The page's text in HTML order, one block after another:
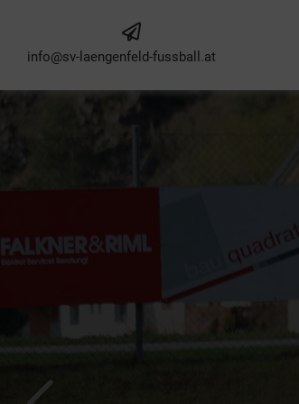
info@sv-laengenfeld-fussball.at